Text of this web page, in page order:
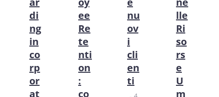
di
ng
in
co
rp
or
at
ee
Re
te
nti
on
:
co
nu
ov
i
cli
en
ti
lle
Ri
so
rs
e
U
m